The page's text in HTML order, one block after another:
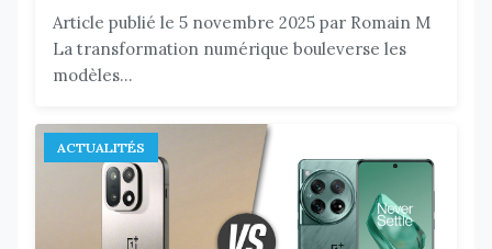
Article publié le 5 novembre 2025 par Romain M
La transformation numérique bouleverse les
modèles...
ACTUALITÉS